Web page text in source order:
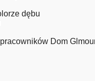
dębu
Dom